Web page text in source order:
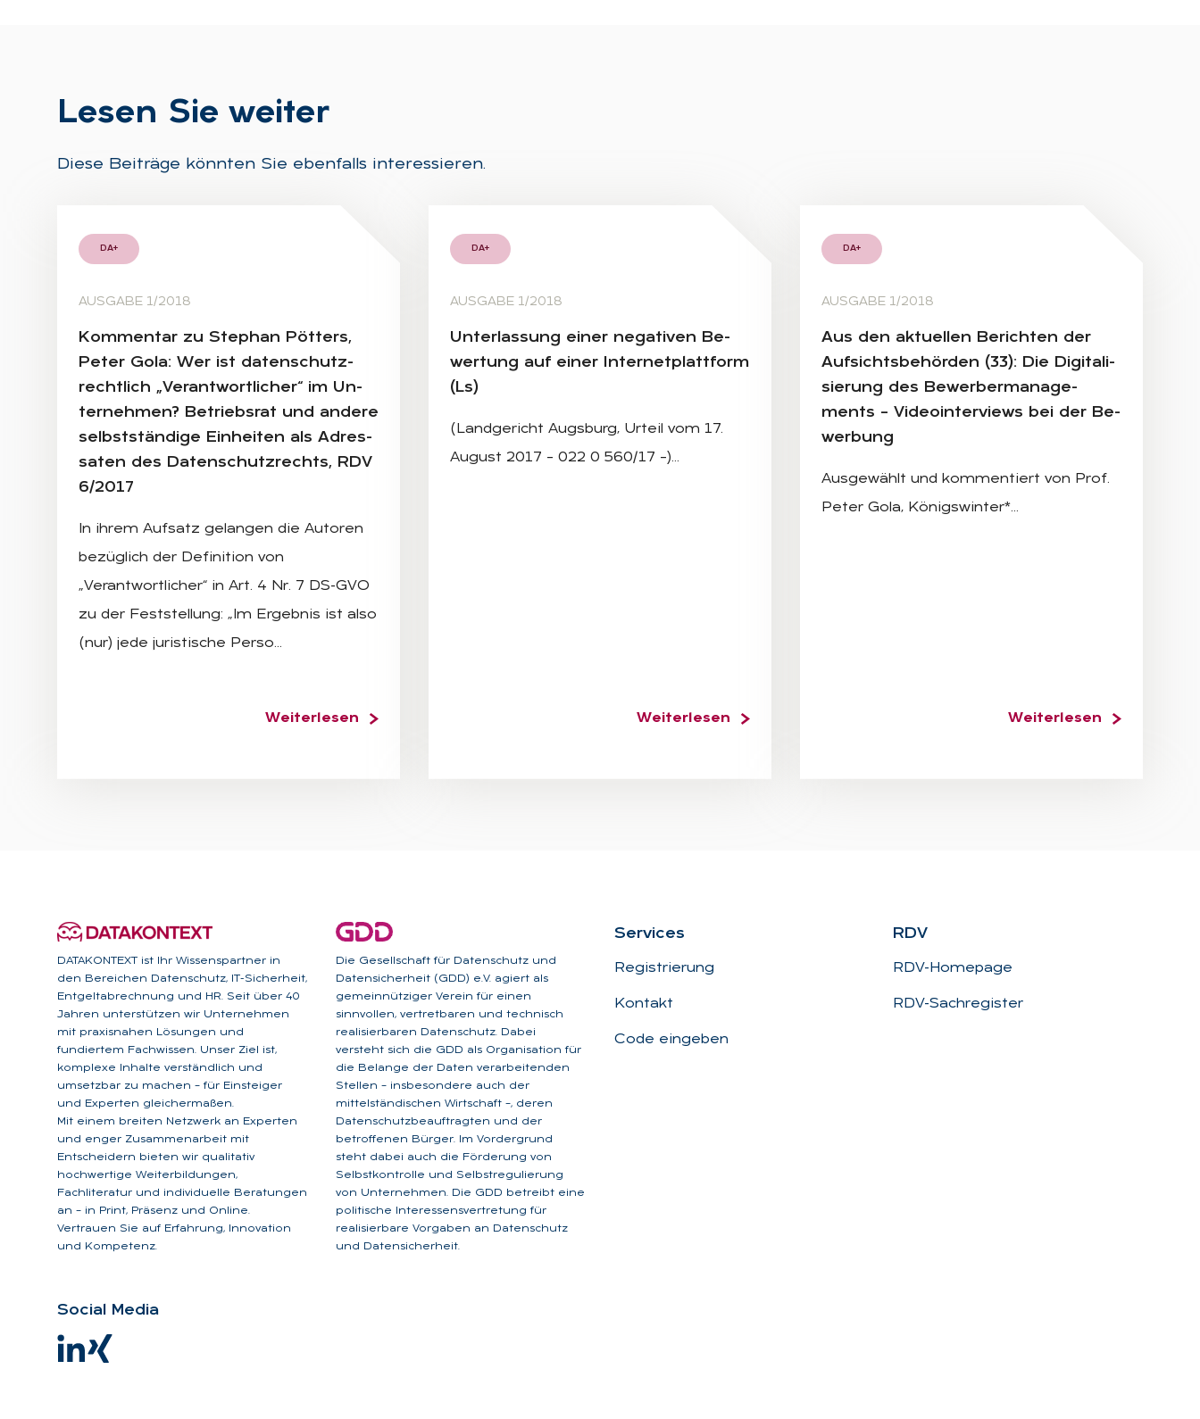
Le­sen Sie wei­ter
Diese Beiträge könnten Sie ebenfalls interessieren.
DA+
AUSGABE 1/2018
Kom­men­tar zu Ste­phan Pöt­ters,
Pe­ter Gola: Wer ist da­ten­schutz­
recht­lich „Ver­ant­wort­li­cher“ im Un­
ter­neh­men? Be­triebs­rat und an­de­re
selbst­stän­di­ge Ein­hei­ten als Adres­
sa­ten des Da­ten­schutz­rechts, RDV
6/2017
In ihrem Aufsatz gelangen die Autoren
bezüglich der Definition von
„Verantwortlicher“ in Art. 4 Nr. 7 DS-GVO
zu der Feststellung: „Im Ergebnis ist also
(nur) jede juristische Perso…
Weiterlesen
DA+
AUSGABE 1/2018
Un­ter­las­sung ei­ner ne­ga­ti­ven Be­
wer­tung auf ei­ner In­ter­net­platt­form
(Ls)
(Landgericht Augsburg, Urteil vom 17.
August 2017 – 022 0 560/17 –)…
Weiterlesen
DA+
AUSGABE 1/2018
Aus den ak­tu­el­len Be­rich­ten der
Auf­sichts­be­hör­den (33): Die Di­gi­ta­li­
sie­rung des Be­wer­ber­ma­nage­
ments – Vi­deo­in­ter­views bei der Be­
wer­bung
Ausgewählt und kommentiert von Prof.
Peter Gola, Königswinter*…
Weiterlesen
DATAKONTEXT ist Ihr Wissenspartner in
den Bereichen Datenschutz, IT-Sicherheit,
Entgeltabrechnung und HR. Seit über 40
Jahren unterstützen wir Unternehmen
mit praxisnahen Lösungen und
fundiertem Fachwissen. Unser Ziel ist,
komplexe Inhalte verständlich und
umsetzbar zu machen – für Einsteiger
und Experten gleichermaßen.
Mit einem breiten Netzwerk an Experten
und enger Zusammenarbeit mit
Entscheidern bieten wir qualitativ
hochwertige Weiterbildungen,
Fachliteratur und individuelle Beratungen
an – in Print, Präsenz und Online.
Vertrauen Sie auf Erfahrung, Innovation
und Kompetenz.
Die Gesellschaft für Datenschutz und
Datensicherheit (GDD) e.V. agiert als
gemeinnütziger Verein für einen
sinnvollen, vertretbaren und technisch
realisierbaren Datenschutz. Dabei
versteht sich die GDD als Organisation für
die Belange der Daten verarbeitenden
Stellen – insbesondere auch der
mittelständischen Wirtschaft –, deren
Datenschutzbeauftragten und der
betroffenen Bürger. Im Vordergrund
steht dabei auch die Förderung von
Selbstkontrolle und Selbstregulierung
von Unternehmen. Die GDD betreibt eine
politische Interessensvertretung für
realisierbare Vorgaben an Datenschutz
und Datensicherheit.
Ser­vices
Registrierung
Kontakt
Code eingeben
RDV
RDV-Homepage
RDV-Sachregister
So­ci­al Me­dia